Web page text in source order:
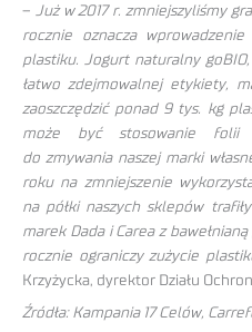
– Już w 2017 r. zmniejszyliśmy
rocznie oznacza
plastiku. Jogurt naturalny
łatwo zdejmowalnej etykiety,
zaoszczędzić ponad 9 tys. kg
może być stosowanie folii
do zmywania naszej marki
roku na zmniejszenie
na półki naszych sklepów
marek Dada i Carea z
rocznie ograniczy zużycie
Krzyżycka, dyrektor Działu
Źródła: Kampania 17 Celów,